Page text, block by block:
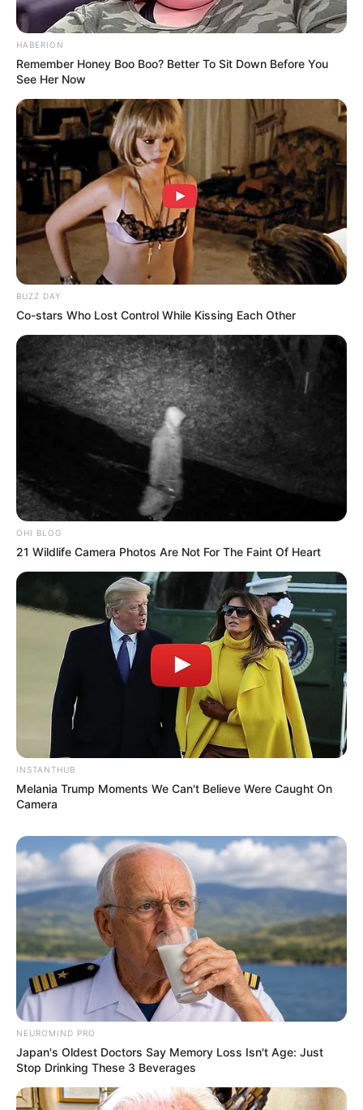
10 Universitas Terbaik di
Surabaya, Jadi Incaran
Calon Mahasiswa
Sejarah Bataviasche
yang Terbit di Indonesia
Sejarah Terbentuknya
Taliban, Kini Kembali
Menguasai Afghanistan
Mengenal Barbarossa,
Pelaut Muslim yang
Dicitrakan Negatif oleh
Dunia Barat
Kekejaman Khmer Merah,
Rezim Diktator yang
Menghabisi Nyawa
Kisah Kapal Padewakang,
Tanpa Mesin Mampu
Berlayar ke Australia
HABERION
Remember Honey Boo Boo? Better To Sit Down Before You
See Her Now
BUZZ DAY
Co-stars Who Lost Control While Kissing Each Other
OHI BLOG
21 Wildlife Camera Photos Are Not For The Faint Of Heart
INSTANTHUB
Melania Trump Moments We Can't Believe Were Caught On
Camera
NEUROMIND PRO
Japan's Oldest Doctors Say Memory Loss Isn't Age: Just
Stop Drinking These 3 Beverages